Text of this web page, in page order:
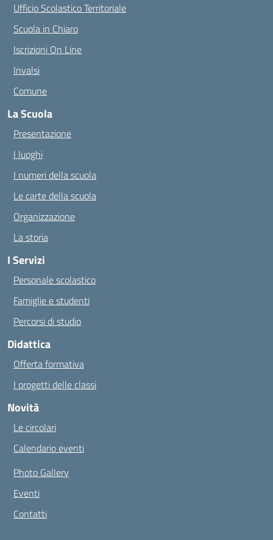
Ufficio Scolastico Territoriale
Scuola in Chiaro
Iscrizioni On Line
Invalsi
Comune
La Scuola
Presentazione
I luoghi
I numeri della scuola
Le carte della scuola
Organizzazione
La storia
I Servizi
Personale scolastico
Famiglie e studenti
Percorsi di studio
Didattica
Offerta formativa
I progetti delle classi
Novità
Le circolari
Calendario eventi
Photo Gallery
Eventi
Contatti